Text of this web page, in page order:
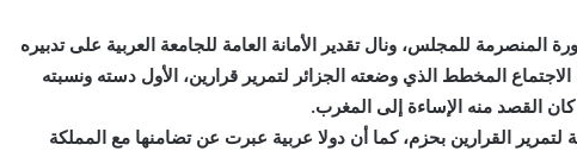
المنصرمة للمجلس، ونال تقدير الأمانة العامة للجامعة العربية على تدبيره
المخطط الذي وضعته الجزائر لتمرير قرارين، الأول دسته ونسبته
القصد منه الإساءة إلى المغرب.
القرارين بحزم، كما أن دولا عربية عبرت عن تضامنها مع المملكة